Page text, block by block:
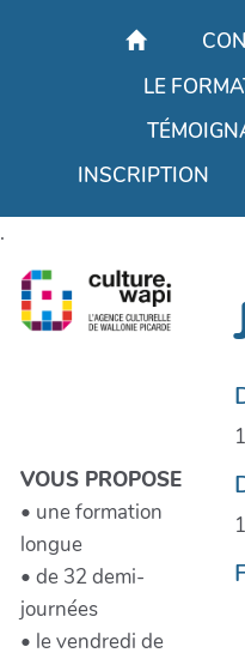
Aller au contenu
LE
INSCRIPTION
.
VOUS PROPOSE
• une formation
longue
• de 32 demi-
journées
• le vendredi de